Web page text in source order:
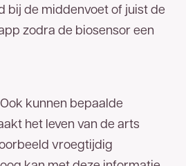
bij de middenvoet of juist de
zodra de biosensor een
kunnen bepaalde
het leven van de arts
vroegtijdig